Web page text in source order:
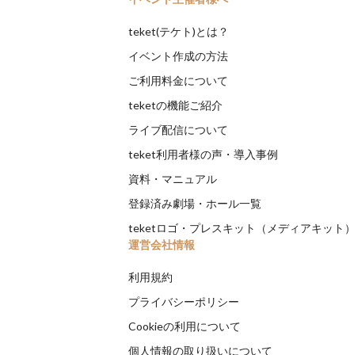
teket(テケト)とは？
イベント作成の方法
ご利用料金について
teketの機能ご紹介
ライブ配信について
teket利用者様の声・導入事例
資料・マニュアル
登録済み劇場・ホール一覧
teketロゴ・プレスキット（メディアキット）
運営会社情報
利用規約
プライバシーポリシー
Cookieの利用について
個人情報の取り扱いについて